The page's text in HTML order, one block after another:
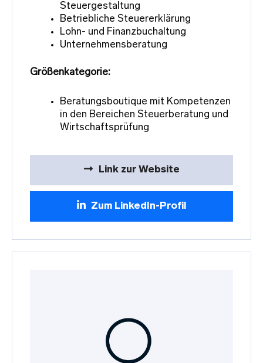
Steuergestaltung
Betriebliche Steuererklärung
Lohn- und Finanzbuchaltung
Unternehmensberatung
Größenkategorie:
Beratungsboutique mit Kompetenzen
in den Bereichen Steuerberatung und
Wirtschaftsprüfung
Link zur Website
Zum LinkedIn-Profil